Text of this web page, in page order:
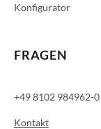
Konfigurator
FRAGEN
+49 8102 984962-0
Kontakt